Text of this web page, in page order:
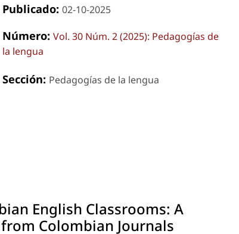
Publicado: 02-10-2025
Número: Vol. 30 Núm. 2 (2025): Pedagogías de
la lengua
Sección: Pedagogías de la lengua
English Classrooms: A
Colombian Journals